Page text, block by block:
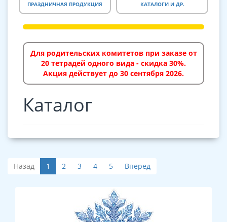
ПРАЗДНИЧНАЯ ПРОДУКЦИЯ КАТАЛОГИ И ДР.
Для родительских комитетов при заказе от
20 тетрадей одного вида - скидка 30%.
Акция действует до 30 сентября 2026.
Каталог
Назад 1 2 3 4 5 Вперед